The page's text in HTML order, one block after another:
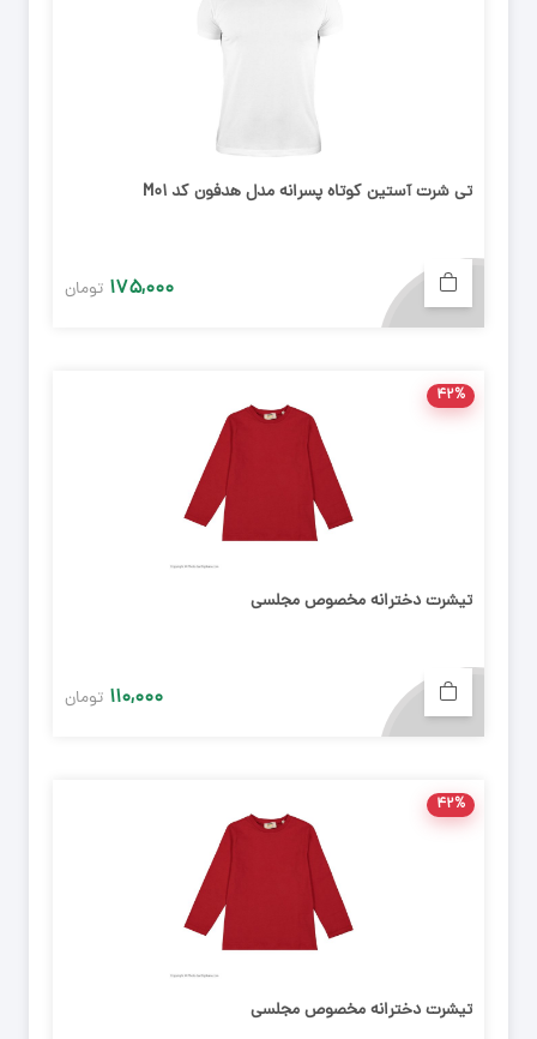
تی شرت آستین کوتاه پسرانه مدل هدفون کد M01
۱۷۵,۰۰۰ تومان
۴۲%
تیشرت دخترانه مخصوص مجلسی
۱۱۰,۰۰۰ تومان
۴۲%
تیشرت دخترانه مخصوص مجلسی